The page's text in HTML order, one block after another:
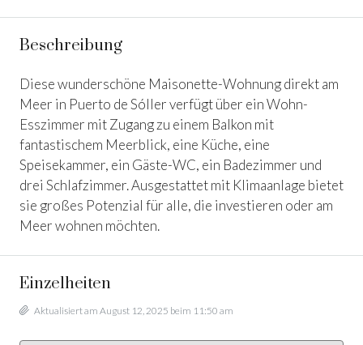
Beschreibung
Diese wunderschöne Maisonette-Wohnung direkt am
Meer in Puerto de Sóller verfügt über ein Wohn-
Esszimmer mit Zugang zu einem Balkon mit
fantastischem Meerblick, eine Küche, eine
Speisekammer, ein Gäste-WC, ein Badezimmer und
drei Schlafzimmer. Ausgestattet mit Klimaanlage bietet
sie großes Potenzial für alle, die investieren oder am
Meer wohnen möchten.
Einzelheiten
Aktualisiert am August 12, 2025 beim 11:50 am